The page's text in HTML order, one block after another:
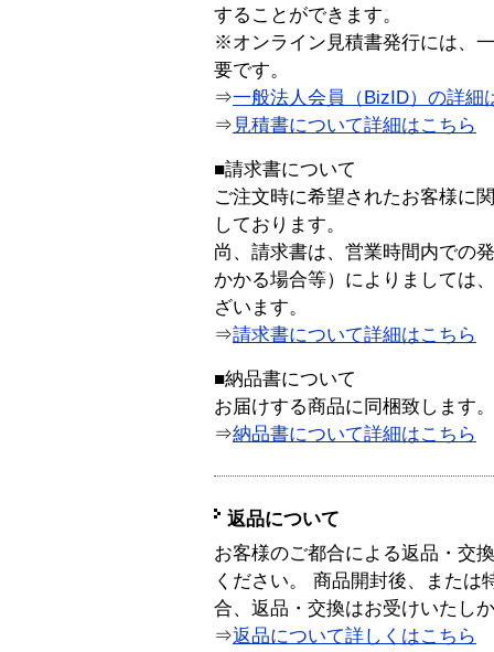
することができます。
※オンライン見積書発行には、
要です。
⇒一般法人会員（BizID）の詳細
⇒ 見積書について詳細はこちら
■請求書について
ご注文時に希望されたお客様に
しております。
尚、請求書は、営業時間内での
かかる場合等）によりましては
ざいます。
⇒請求書について詳細はこちら
■納品書について
お届けする商品に同梱致します。
⇒納品書について詳細はこちら
返品について
お客様のご都合による返品・交
ください。 商品開封後、または
合、返品・交換はお受けいたし
⇒返品について詳しくはこちら